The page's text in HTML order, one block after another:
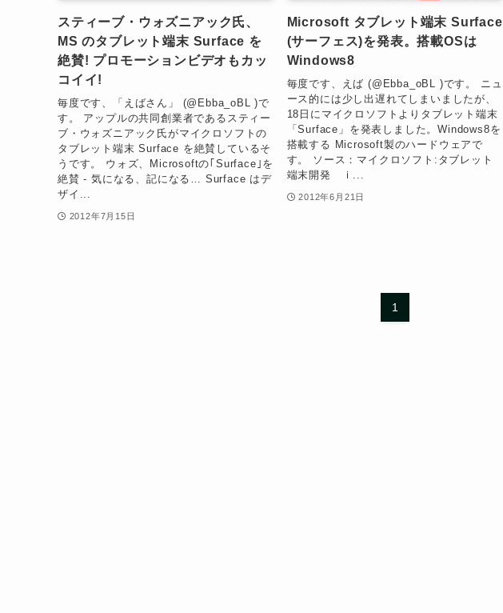
スティーブ・ウォズニアック氏、
MS のタブレット端末 Surface を
絶賛! プロモーションビデオもカッ
コイイ!
毎度です、「えばさん」 (@Ebba_oBL )で
す。 アップルの共同創業者であるスティー
ブ・ウォズニアック氏がマイクロソフトの
タブレット端末 Surface を絶賛しているそ
うです。 ウォズ、Microsoftの｢Surface｣を
絶賛 - 気になる、記になる… Surface はデ
ザイ...
2012年7月15日
Microsoft タブレット端末 Surface
(サーフェス)を発表。搭載OSは
Windows8
毎度です、えば (@Ebba_oBL )です。 ニュ
ース的には少し出遅れてしまいましたが、
18日にマイクロソフトよりタブレット端末
「Surface」を発表しました。Windows8を
搭載する Microsoft製のハードウェアで
す。 ソース：マイクロソフト:タブレット
端末開発 ｉ...
2012年6月21日
1